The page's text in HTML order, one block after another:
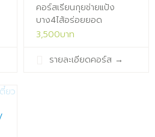
คอร์สเรียนกุยช่ายแป้ง
บาง4ไส้อร่อยยอด
นิยม(14ส.ค.69/13.30น./
3,500บาท
รายละเอียดคอร์ส →